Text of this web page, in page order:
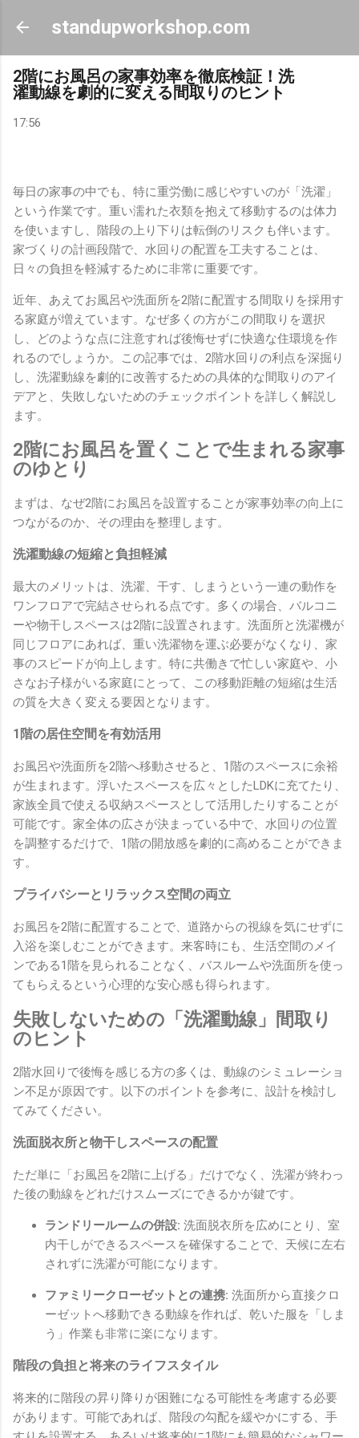
スキップしてメイン コンテンツに移動
standupworkshop.com
2階にお風呂の家事効率を徹底検証！洗
濯動線を劇的に変える間取りのヒント
17:56
毎日の家事の中でも、特に重労働に感じやすいのが「洗濯」
という作業です。重い濡れた衣類を抱えて移動するのは体力
を使いますし、階段の上り下りは転倒のリスクも伴います。
家づくりの計画段階で、水回りの配置を工夫することは、
日々の負担を軽減するために非常に重要です。
近年、あえてお風呂や洗面所を2階に配置する間取りを採用す
る家庭が増えています。なぜ多くの方がこの間取りを選択
し、どのような点に注意すれば後悔せずに快適な住環境を作
れるのでしょうか。この記事では、2階水回りの利点を深掘り
し、洗濯動線を劇的に改善するための具体的な間取りのアイ
デアと、失敗しないためのチェックポイントを詳しく解説し
ます。
2階にお風呂を置くことで生まれる家事
のゆとり
まずは、なぜ2階にお風呂を設置することが家事効率の向上に
つながるのか、その理由を整理します。
洗濯動線の短縮と負担軽減
最大のメリットは、洗濯、干す、しまうという一連の動作を
ワンフロアで完結させられる点です。多くの場合、バルコニ
ーや物干しスペースは2階に設置されます。洗面所と洗濯機が
同じフロアにあれば、重い洗濯物を運ぶ必要がなくなり、家
事のスピードが向上します。特に共働きで忙しい家庭や、小
さなお子様がいる家庭にとって、この移動距離の短縮は生活
の質を大きく変える要因となります。
1階の居住空間を有効活用
お風呂や洗面所を2階へ移動させると、1階のスペースに余裕
が生まれます。浮いたスペースを広々としたLDKに充てたり、
家族全員で使える収納スペースとして活用したりすることが
可能です。家全体の広さが決まっている中で、水回りの位置
を調整するだけで、1階の開放感を劇的に高めることができま
す。
プライバシーとリラックス空間の両立
お風呂を2階に配置することで、道路からの視線を気にせずに
入浴を楽しむことができます。来客時にも、生活空間のメイ
ンである1階を見られることなく、バスルームや洗面所を使っ
てもらえるという心理的な安心感も得られます。
失敗しないための「洗濯動線」間取り
のヒント
2階水回りで後悔を感じる方の多くは、動線のシミュレーショ
ン不足が原因です。以下のポイントを参考に、設計を検討し
てみてください。
洗面脱衣所と物干しスペースの配置
ただ単に「お風呂を2階に上げる」だけでなく、洗濯が終わっ
た後の動線をどれだけスムーズにできるかが鍵です。
ランドリールームの併設: 洗面脱衣所を広めにとり、室
内干しができるスペースを確保することで、天候に左右
されずに洗濯が可能になります。
ファミリークローゼットとの連携: 洗面所から直接クロ
ーゼットへ移動できる動線を作れば、乾いた服を「しま
う」作業も非常に楽になります。
階段の負担と将来のライフスタイル
将来的に階段の昇り降りが困難になる可能性を考慮する必要
があります。可能であれば、階段の勾配を緩やかにする、手